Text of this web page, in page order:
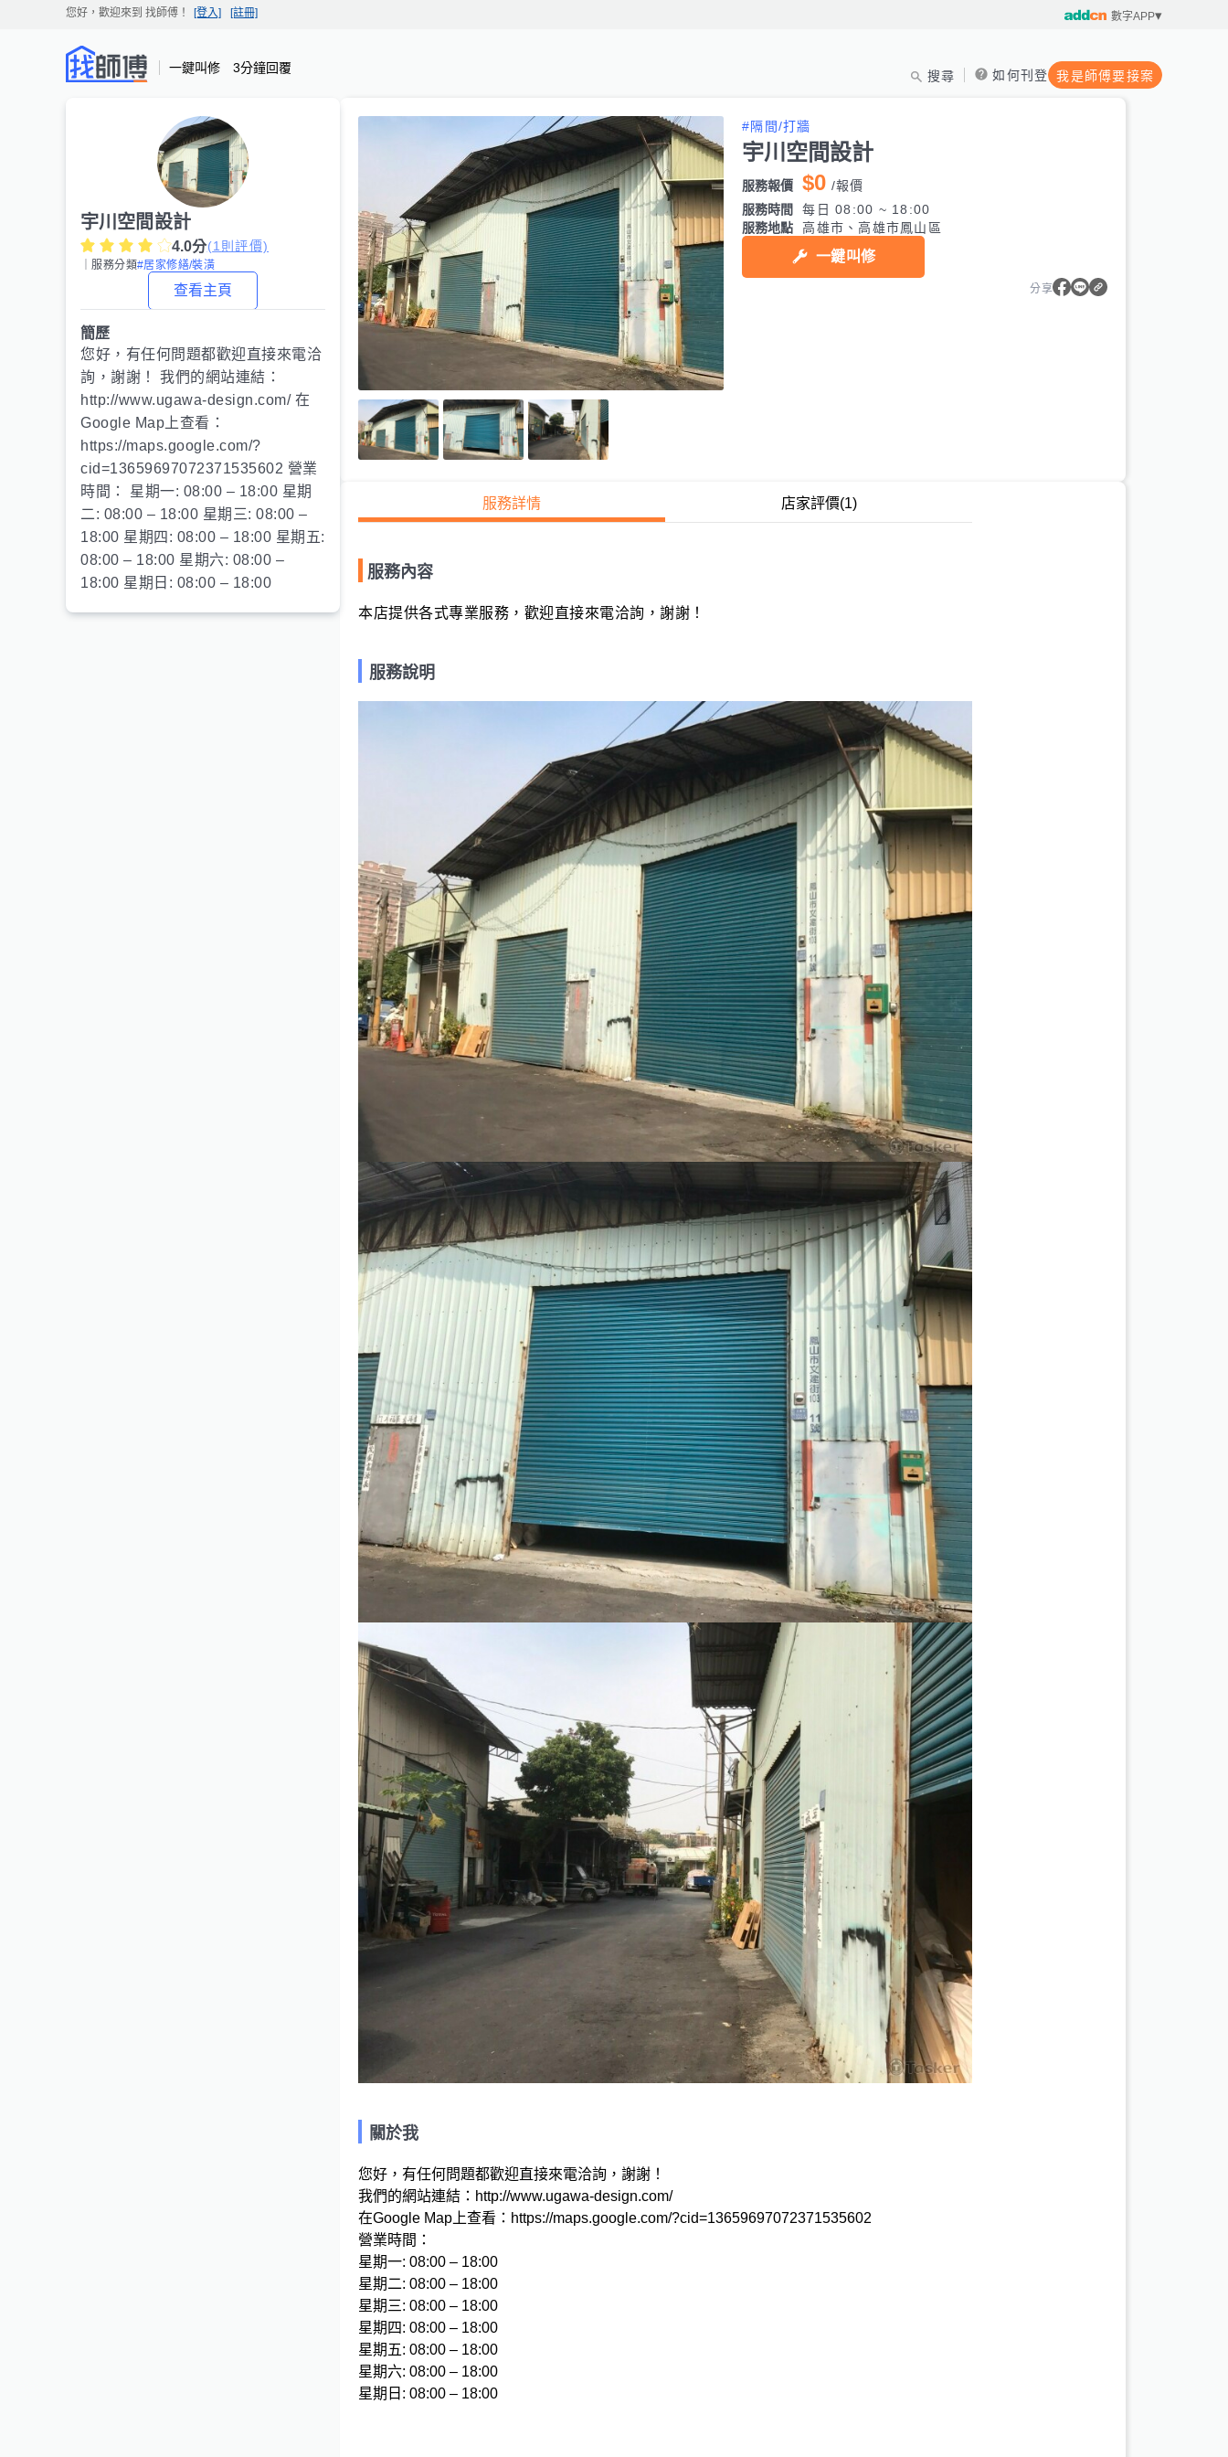
您好，歡迎來到 找師傅 ！ [登入] [註冊] 數字APP
一鍵叫修 3分鐘回覆
搜尋 如何刊登 我是師傅要接案
宇川空間設計
4.0分(1 則評價)
｜服務分類#居家修繕/裝潢
查看主頁
簡歷
您好，有任何問題都歡迎直接來電洽
詢，謝謝！ 我們的網站連結：
http://www.ugawa-design.com/ 在
Google Map上查看：
https://maps.google.com/?
cid=13659697072371535602 營業
時間： 星期一: 08:00 – 18:00 星期
二: 08:00 – 18:00 星期三: 08:00 –
18:00 星期四: 08:00 – 18:00 星期五:
08:00 – 18:00 星期六: 08:00 –
18:00 星期日: 08:00 – 18:00
#隔間/打牆
宇川空間設計
服務報價 $0 /報價
服務時間
每日 08:00 ~ 18:00
服務地點
高雄市、高雄市鳳山區
一鍵叫修
分享
服務詳情 店家評價(1)
服務內容
本店提供各式專業服務，歡迎直接來電洽詢，謝謝！
服務說明
關於我
您好，有任何問題都歡迎直接來電洽詢，謝謝！
我們的網站連結：http://www.ugawa-design.com/
在Google Map上查看：https://maps.google.com/?cid=13659697072371535602
營業時間：
星期一: 08:00 – 18:00
星期二: 08:00 – 18:00
星期三: 08:00 – 18:00
星期四: 08:00 – 18:00
星期五: 08:00 – 18:00
星期六: 08:00 – 18:00